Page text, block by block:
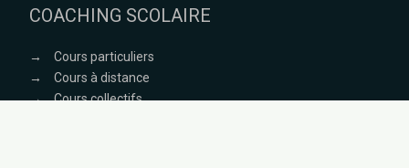
COACHING SCOLAIRE
→
Cours particuliers
→
Cours à distance
→
Cours collectifs